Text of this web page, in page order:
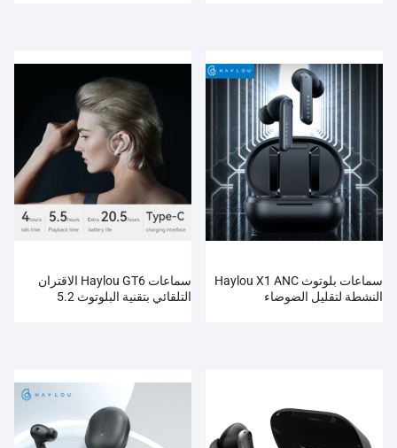
سماعات بلوتوث Haylou X1 ANC
النشطة لتقليل الضوضاء
سماعات Haylou GT6 الاقتران
التلقائي بتقنية البلوتوث 5.2